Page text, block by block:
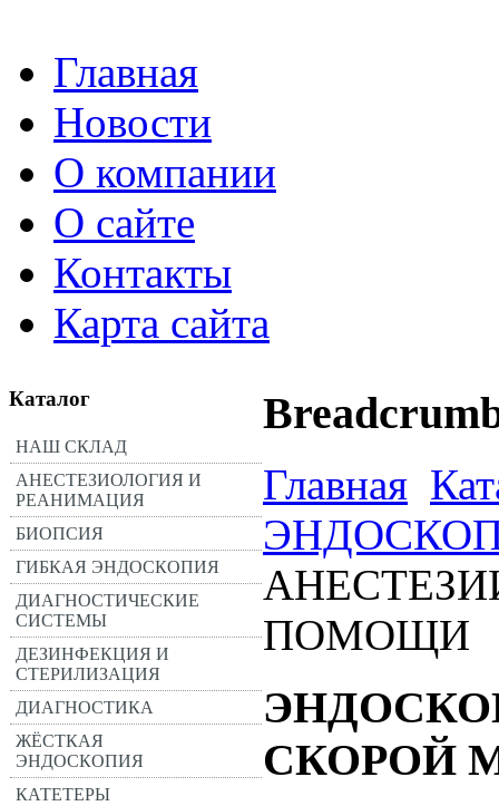
Главная
Новости
О компании
О сайте
Контакты
Карта сайта
Каталог
НАШ СКЛАД
АНЕСТЕЗИОЛОГИЯ И
РЕАНИМАЦИЯ
БИОПСИЯ
ГИБКАЯ ЭНДОСКОПИЯ
ДИАГНОСТИЧЕСКИЕ
СИСТЕМЫ
ДЕЗИНФЕКЦИЯ И
СТЕРИЛИЗАЦИЯ
ДИАГНОСТИКА
ЖЁСТКАЯ
ЭНДОСКОПИЯ
КАТЕТЕРЫ
Главная
ПОМОЩИ
СКОРОЙ